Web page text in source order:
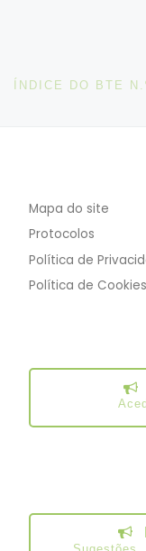
Mapa do site
Protocolos
Política de
Política de Cookies